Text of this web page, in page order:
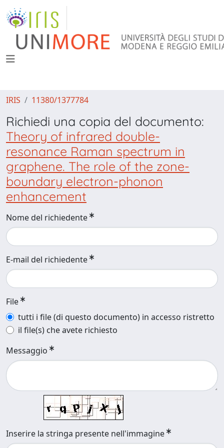
IRIS 11380/1377784
Richiedi una copia del documento:
Theory of infrared double-
resonance Raman spectrum in
graphene. The role of the zone-
boundary electron-phonon
enhancement
Nome del richiedente
E-mail del richiedente
File
tutti i file (di questo documento) in accesso ristretto
il file(s) che avete richiesto
Messaggio
Inserire la stringa presente nell'immagine